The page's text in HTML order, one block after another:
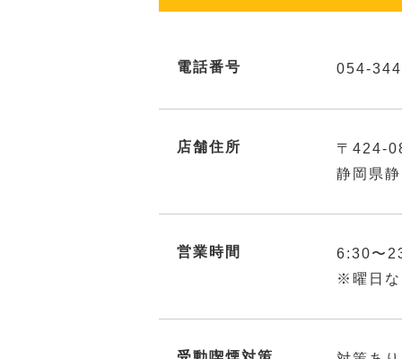
電話番号 054-
店舗住所
〒424-
静岡県
営業時間
6:30〜
※曜日な